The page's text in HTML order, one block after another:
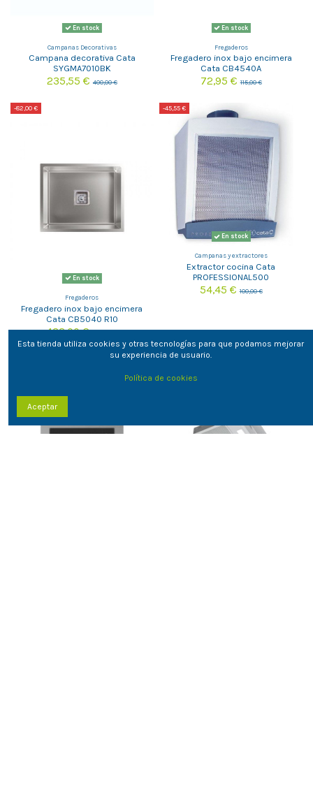
En stock
Campanas Decorativas
Campana decorativa Cata
SYGMA7010BK
235,55 €400,00 €
En stock
Fregaderos
Fregadero inox bajo encimera
Cata CB4540A
72,95 €115,00 €
-82,00 €
En stock
Fregaderos
Fregadero inox bajo encimera
Cata CB5040 R10
133,00 €
-45,55 €
En stock
Campanas y extractores
Extractor cocina Cata
PROFESSIONAL500
54,45 €100,00 €
-175,30 €
Esta tienda utiliza cookies y otras tecnologías para que podamos mejorar
su experiencia de usuario.
Política de cookies
Aceptar